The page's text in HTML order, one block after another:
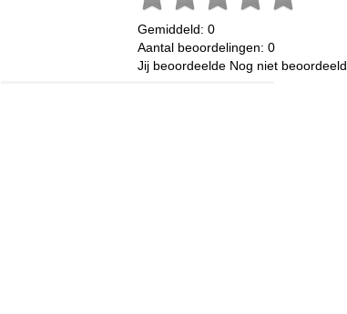
Gemiddeld:0
Aantal beoordelingen:0
Jij beoordeelde Nog niet beoordeeld